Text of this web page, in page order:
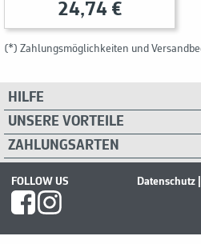
24,74 €
(*) Zahlungsmöglichkeiten und
HILFE
UNSERE VORTEILE
ZAHLUNGSARTEN
FOLLOW US Datenschutz